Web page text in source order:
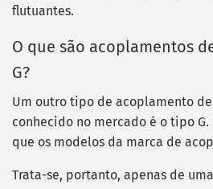
flutuantes.
O que são acoplamentos
G?
Um outro tipo de acoplamento
conhecido no mercado é o tipo
que os modelos da marca de
Trata-se, portanto, apenas de